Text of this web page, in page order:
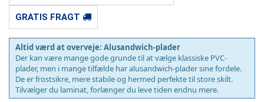
GRATIS FRAGT
Altid værd at overveje: Alusandwich-plader
Der kan være mange gode grunde til at vælge klassiske PVC-
plader, men i mange tilfælde har alusandwich-plader sine fordele.
De er frostsikre, mere stabile og hermed perfekte til store skilt.
Tilvælger du laminat, forlænger du leve tiden endnu mere.